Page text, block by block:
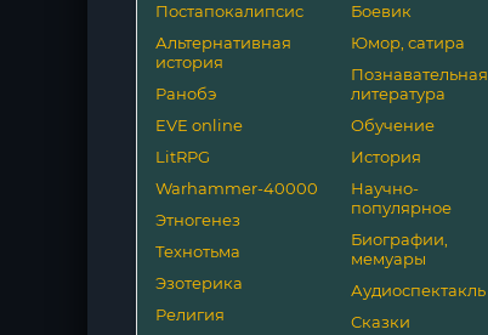
Постапокалипсис
Альтернативная
история
Ранобэ
EVE online
LitRPG
Warhammer-40000
Этногенез
Технотьма
Эзотерика
Религия
Боевик
Юмор, сатира
Познавательная
литература
Обучение
История
Научно-
популярное
Биографии,
мемуары
Аудиоспектакль
Сказки